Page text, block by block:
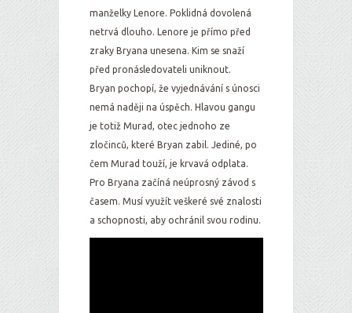
manželky Lenore. Poklidná dovolená
netrvá dlouho. Lenore je přímo před
zraky Bryana unesena. Kim se snaží
před pronásledovateli uniknout.
Bryan pochopí, že vyjednávání s únosci
nemá naději na úspěch. Hlavou gangu
je totiž Murad, otec jednoho ze
zločinců, které Bryan zabil. Jediné, po
čem Murad touží, je krvavá odplata.
Pro Bryana začíná neúprosný závod s
časem. Musí využít veškeré své znalosti
a schopnosti, aby ochránil svou rodinu.